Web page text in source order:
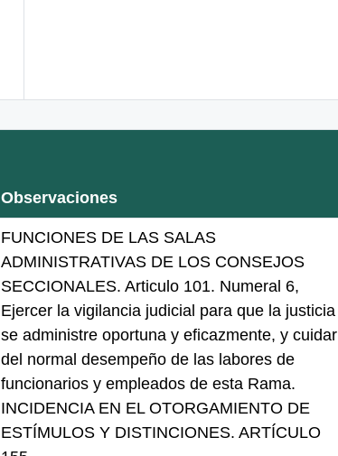
Observaciones
FUNCIONES DE LAS SALAS
ADMINISTRATIVAS DE LOS CONSEJOS
SECCIONALES. Articulo 101. Numeral 6,
Ejercer la vigilancia judicial para que la justicia
se administre oportuna y eficazmente, y cuidar
del normal desempeño de las labores de
funcionarios y empleados de esta Rama.
INCIDENCIA EN EL OTORGAMIENTO DE
ESTÍMULOS Y DISTINCIONES. ARTÍCULO